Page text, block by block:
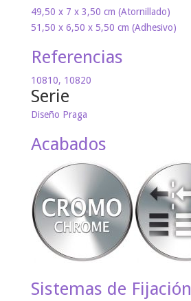
49,50 x 7 x 3,50 cm (Atornillado)
51,50 x 6,50 x 5,50 cm (Adhesivo)
Referencias
10810, 10820
Serie
Diseño Praga
Acabados
Sistemas de Fijación